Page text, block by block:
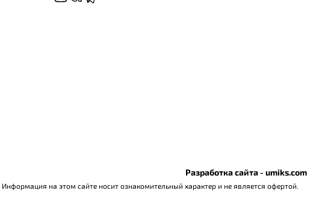
Разработка сайта - umiks.com
Информация на этом сайте носит ознакомительный характер и не является офертой.